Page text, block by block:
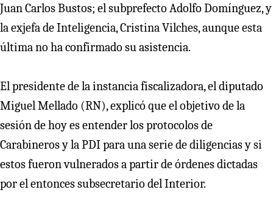
Juan Carlos Bustos; el subprefecto Adolfo Domínguez, y
la exjefa de Inteligencia, Cristina Vilches, aunque esta
última no ha confirmado su asistencia.
El presidente de la instancia fiscalizadora, el diputado
Miguel Mellado (RN), explicó que el objetivo de la
sesión de hoy es entender los protocolos de
Carabineros y la PDI para una serie de diligencias y si
estos fueron vulnerados a partir de órdenes dictadas
por el entonces subsecretario del Interior.